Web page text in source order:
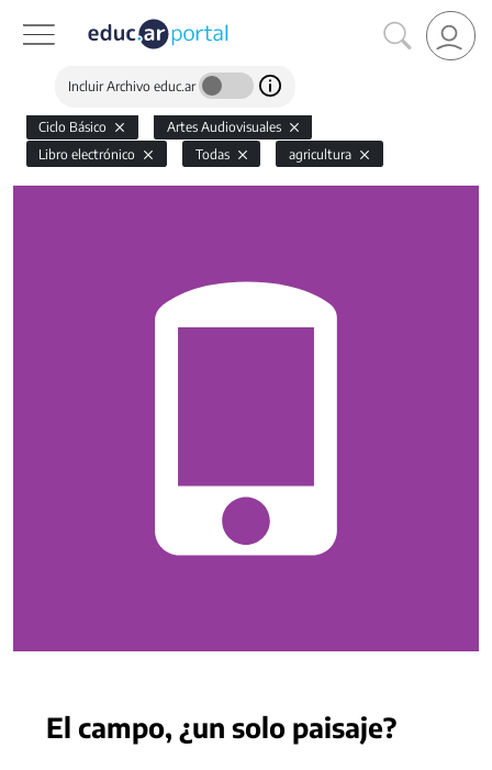
Incluir Archivo educ.ar
Ciclo Básico
Artes Audiovisuales
Libro electrónico
Todas agricultura
El campo, ¿un solo paisaje?